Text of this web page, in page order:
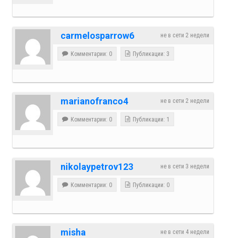
не в сети 2 недели
carmelosparrow6
Комментарии: 0 Публикации: 3
не в сети 2 недели
marianofranco4
Комментарии: 0 Публикации: 1
не в сети 3 недели
nikolaypetrov123
Комментарии: 0 Публикации: 0
не в сети 4 недели
misha